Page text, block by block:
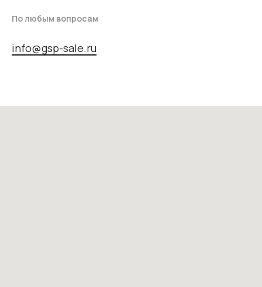
По любым вопросам
info@gsp-sale.ru